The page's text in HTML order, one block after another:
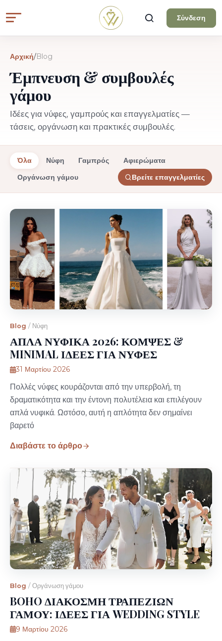
Σύνδεση
Αρχική/Blog
Έμπνευση & συμβουλές
γάμου
Ιδέες για νύφες, γαμπρούς και επαγγελματίες —
τάσεις, οργάνωση και πρακτικές συμβουλές.
Όλα Νύφη Γαμπρός
Αφιερώματα
Οργάνωση γάμου
Βρείτε επαγγελματίες
Blog / Νύφη
ΑΠΛΑ ΝΥΦΙΚΑ 2026: ΚΟΜΨΕΣ &
MINIMAL ΙΔΕΕΣ ΓΙΑ ΝΥΦΕΣ
31 Μαρτίου 2026
Πολλές νύφες κουράζονται από την υπερβολή, τη
δραματικότητα και την έντονη πολυτέλεια και επιλέγουν
απλά νυφικά. Ωστόσο, αυτή η απλότητα δεν σημαίνει
βαρετό
Διαβάστε το άρθρο
Blog / Οργάνωση γάμου
BOHO ΔΙΑΚΟΣΜΗ ΤΡΑΠΕΖΙΩΝ
ΓΑΜΟΥ: ΙΔΕΕΣ ΓΙΑ WEDDING STYLE
9 Μαρτίου 2026